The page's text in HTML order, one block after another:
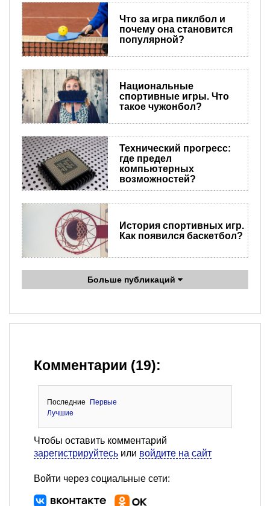
Что за игра пиклбол и
почему она становится
популярной?
Национальные
спортивные игры. Что
такое чужонбол?
Технический прогресс:
где предел
компьютерных
возможностей?
История спортивных игр.
Как появился баскетбол?
Больше публикаций
Комментарии (19):
Последние
Первые
Лучшие
Чтобы оставить комментарий
зарегистрируйтесь или войдите на сайт
Войти через социальные сети: